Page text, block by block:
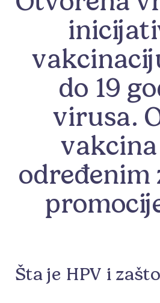
do 19
virusa.
određenim
Šta je HPV i